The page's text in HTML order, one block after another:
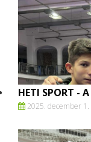
HETI SPORT
2025. december 1.